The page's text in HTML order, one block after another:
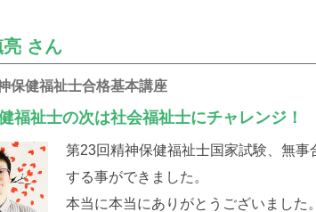
亮 さん
保健福祉士合格基本講座
福祉士の次は社会福祉士にチャレンジ！
第23回精神保健福祉士国家試験、無事
する事ができました。
本当に本当にありがとうございました。